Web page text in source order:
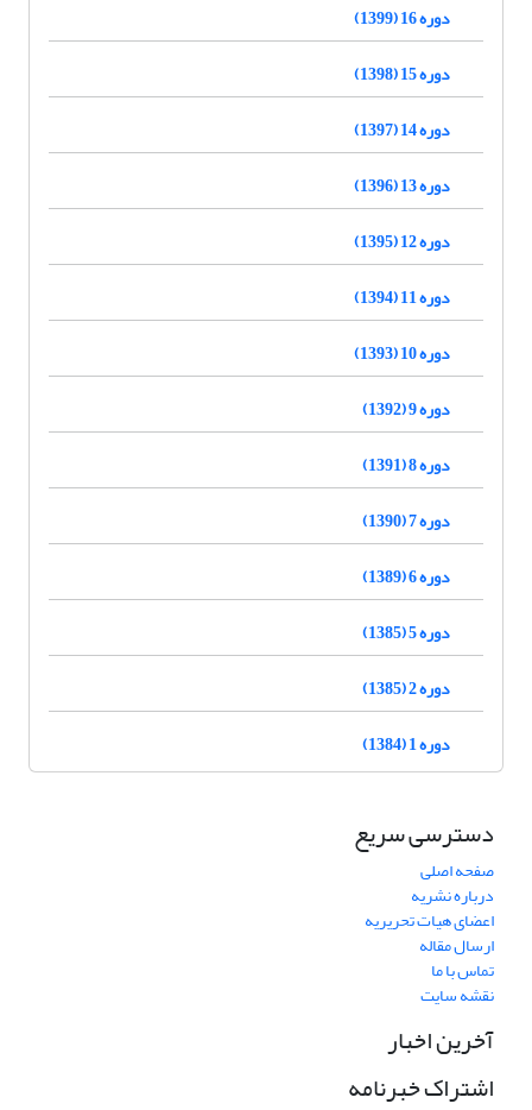
دوره 16 (1399)
دوره 15 (1398)
دوره 14 (1397)
دوره 13 (1396)
دوره 12 (1395)
دوره 11 (1394)
دوره 10 (1393)
دوره 9 (1392)
دوره 8 (1391)
دوره 7 (1390)
دوره 6 (1389)
دوره 5 (1385)
دوره 2 (1385)
دوره 1 (1384)
دسترسی سریع
صفحه اصلی
درباره نشریه
اعضای هیات تحریریه
ارسال مقاله
تماس با ما
نقشه سایت
آخرین اخبار
اشتراک خبرنامه